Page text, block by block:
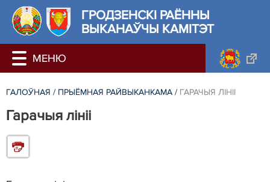
ГРОДЗЕНСКI РАЁННЫ
ВЫКАНАЎЧЫ КАМІТЭТ
ГАЛОЎНАЯ / ПРЫЁМНАЯ РАЙВЫКАНКАМА / ГАРАЧЫЯ ЛІНІІ
Гарачыя лініі